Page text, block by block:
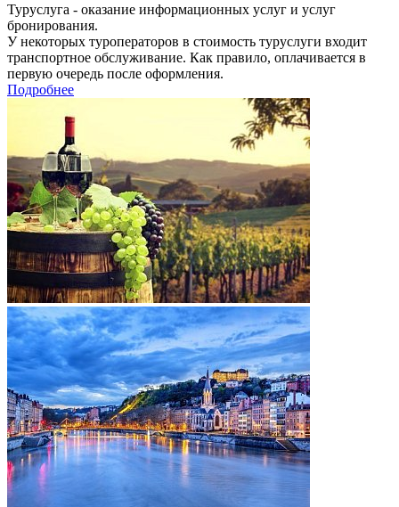
Туруслуга - оказание информационных услуг и услуг
бронирования.
У некоторых туроператоров в стоимость туруслуги входит
транспортное обслуживание. Как правило, оплачивается в
первую очередь после оформления.
Подробнее